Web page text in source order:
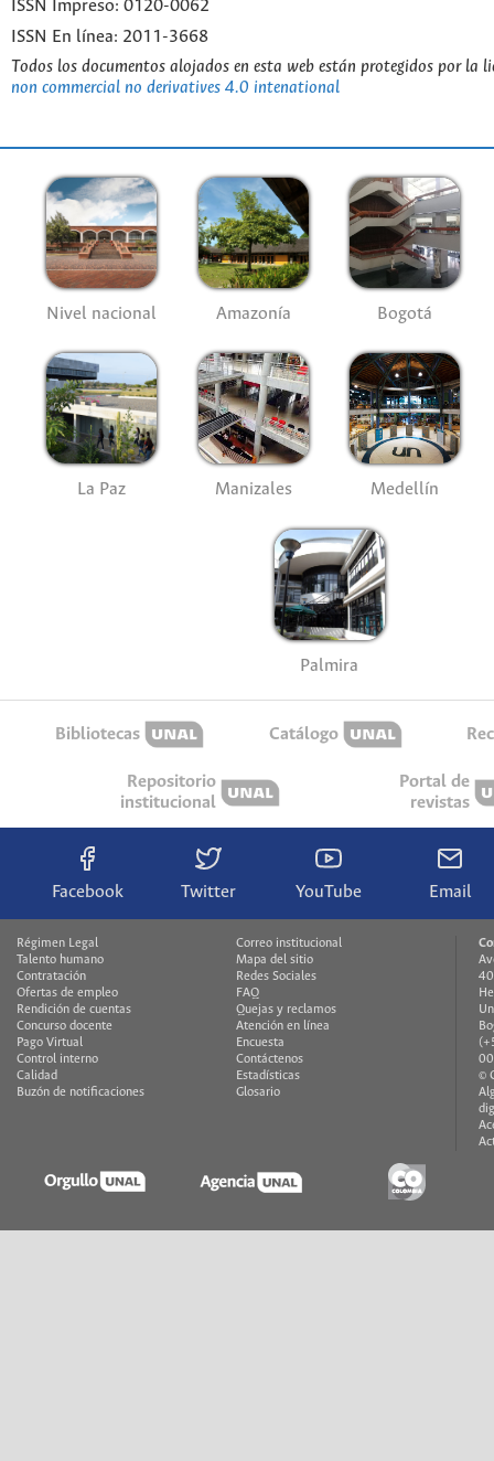
ISSN Impreso: 0120-0062
ISSN En línea: 2011-3668
Todos los documentos alojados en esta web están protegidos por la
non commercial no derivatives 4.0 intenational
Nivel nacional Amazonía Bogotá
La Paz Manizales Medellín
Palmira
Bibliotecas Catálogo
Repositorio
institucional
Portal de
revistas
Facebook Twitter YouTube Email
Régimen Legal
Talento humano
Contratación
Ofertas de empleo
Rendición de cuentas
Concurso docente
Pago Virtual
Control interno
Calidad
Buzón de notificaciones
Correo institucional
Mapa del sitio
Redes Sociales
FAQ
Quejas y reclamos
Atención en línea
Encuesta
Contáctenos
Estadísticas
Glosario
©